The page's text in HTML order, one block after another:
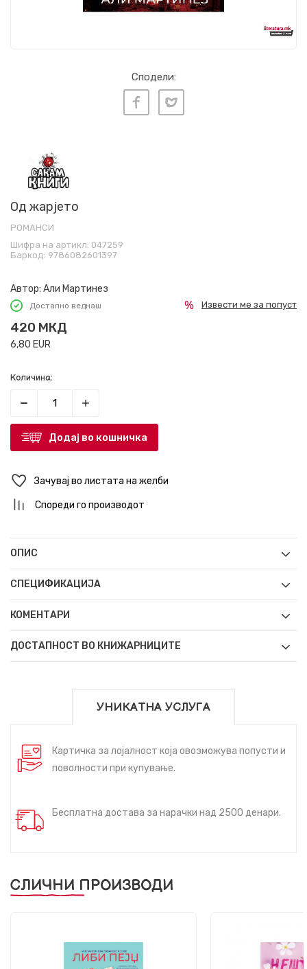
Сподели:
Од жарјето
РОМАНСИ
Шифра на артикл: 047259
Баркод: 9786082601397
Автор: Али Мартинез
Достапно веднаш
420 МКД
6,80 EUR
Извести ме за попуст
Количина:
Додај во кошничка
Зачувај во листата на желби
Спореди го производот
ОПИС
СПЕЦИФИКАЦИЈА
КОМЕНТАРИ
ДОСТАПНОСТ ВО КНИЖАРНИЦИТЕ
УНИКАТНА УСЛУГА
Картичка за лојалност која овозможува попусти и
поволности при купување.
Бесплатна достава за нарачки над 2500 денари.
СЛИЧНИ ПРОИЗВОДИ